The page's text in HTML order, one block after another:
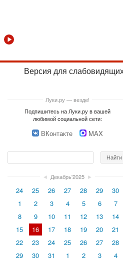
Версия для
Луки.ру — везде!
Подпишитесь на Луки.ру в вашей
любимой социальной сети:
ВКонтакте MAX
◄ Декабрь'2025 ►
24 25 26 27 28 29
30
1
2 3 4 5 6
7
8
9 10 11 12 13
14
15
16 17 18 19 20
21
22
23 24 25 26 27
28
29
30 31 1 2 3 4